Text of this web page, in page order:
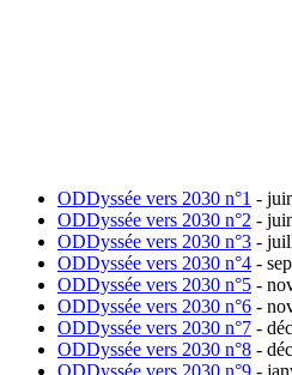
ODDyssée vers 2030 n°1 -
ODDyssée vers 2030 n°2 -
ODDyssée vers 2030 n°3 -
ODDyssée vers 2030 n°4 -
ODDyssée vers 2030 n°5 -
ODDyssée vers 2030 n°6 -
ODDyssée vers 2030 n°7 -
ODDyssée vers 2030 n°8 -